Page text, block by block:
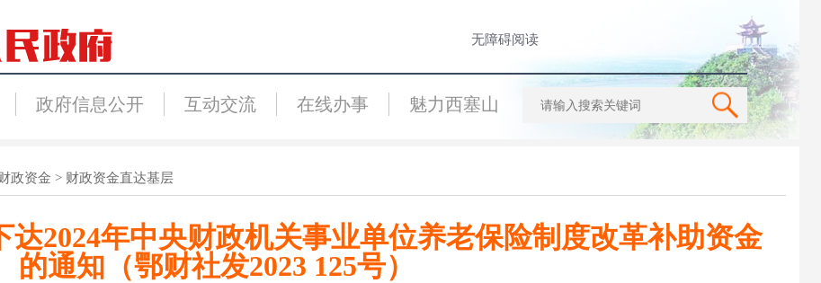
无障碍阅读
政府信息公开 互动交流 在线办事 魅力西塞山
政资金 > 财政资金直达基层
达2024年中央财政机关事业单位养老保险制度改革补助资金
的通知（鄂财社发2023 125号）